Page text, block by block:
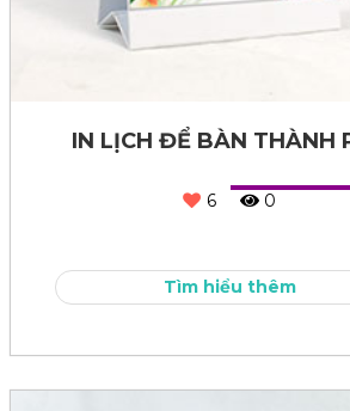
IN LỊCH ĐỂ BÀN THÀNH
6 0
Tìm hiểu thêm